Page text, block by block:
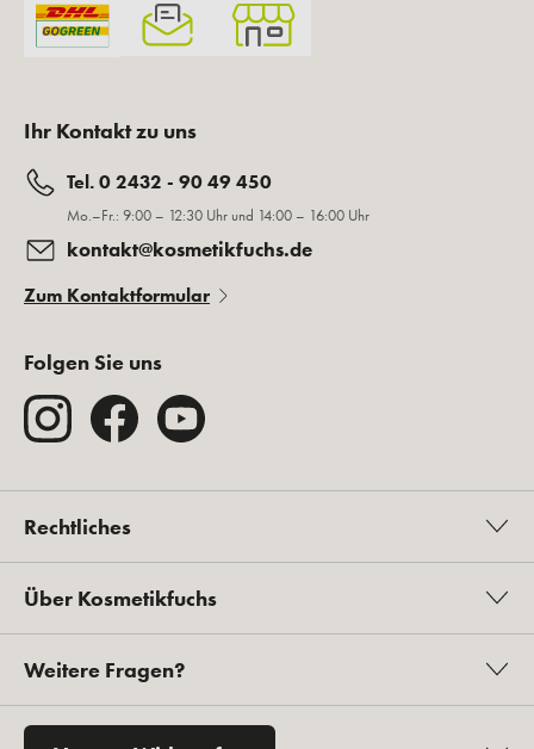
Ihr Kontakt zu uns
Tel. 0 2432 - 90 49 450
Mo.–Fr.: 9:00 – 12:30 Uhr und 14:00 – 16:00 Uhr
kontakt@kosmetikfuchs.de
Zum Kontaktformular
Folgen Sie uns
Rechtliches
Über Kosmetikfuchs
Weitere Fragen?